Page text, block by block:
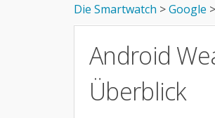
Die Smartwatch >Google >
Android
Überblick